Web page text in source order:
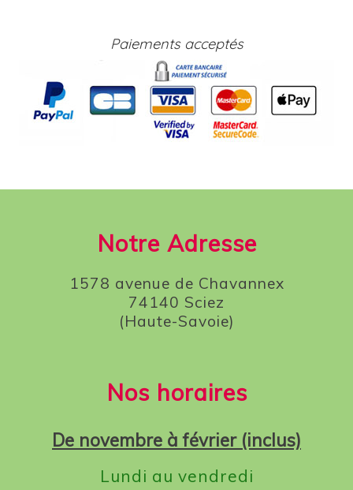
Paiements acceptés
Notre Adresse
1578 avenue de Chavannex
74140 Sciez
(Haute-Savoie)
Nos horaires
De novembre à février (inclus)
Lundi au vendredi